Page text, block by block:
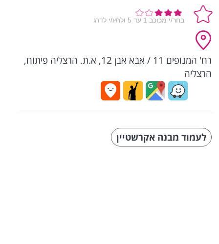
רח' המנופים 11 / אבא אבן 12, א.ת. הרצליה פיתוח,
הרצליה
לעמוד מבנה אקרשטיין